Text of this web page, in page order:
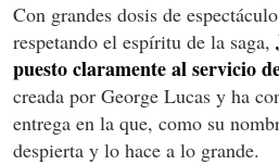
Con grandes dosis de
respetando el espíritu de la saga,
puesto claramente al servicio
creada por George Lucas y ha
entrega en la que, como su
despierta y lo hace a lo grande.